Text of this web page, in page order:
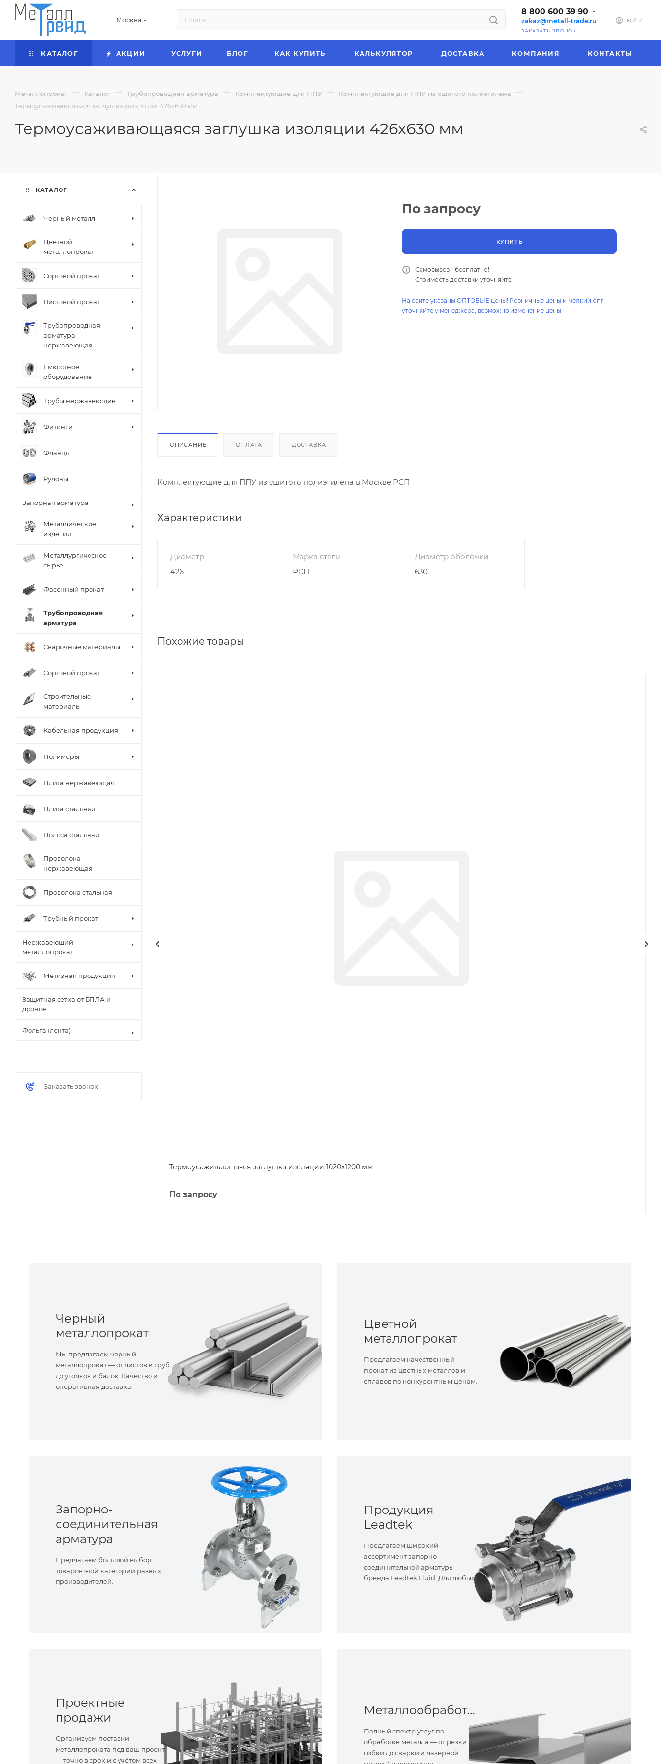
Москва
8 800 600 39 90
zakaz@metall-trade.ru
ЗАКАЗАТЬ ЗВОНОК
ВОЙТИ
КАТАЛОГ АКЦИИ УСЛУГИ БЛОГ КАК КУПИТЬ КАЛЬКУЛЯТОР ДОСТАВКА КОМПАНИЯ КОНТАКТЫ
Металлопрокат — Каталог — Трубопроводная арматура — Комплектующие для ППУ — Комплектующие для ППУ из сшитого полиэтилена —
Термоусаживающаяся заглушка изоляции 426х630 мм
Термоусаживающаяся заглушка изоляции 426х630 мм
По запросу
КУПИТЬ
Самовывоз - бесплатно!
Стоимость доставки уточняйте.
На сайте указаны ОПТОВЫЕ цены! Розничные цены и мелкий опт
уточняйте у менеджера, возможно изменение цены!
ОПИСАНИЕ ОПЛАТА ДОСТАВКА
Комплектующие для ППУ из сшитого полиэтилена в Москве РСП
Характеристики
Диаметр
426
Марка стали
РСП
Диаметр оболочки
630
Похожие товары
Термоусаживающаяся заглушка изоляции 1020х1200 мм
По запросу
КАТАЛОГ
Черный металл
Цветной
металлопрокат
Сортовой прокат
Листовой прокат
Трубопроводная
арматура
нержавеющая
Емкостное
оборудование
Трубы нержавеющие
Фитинги
Фланцы
Рулоны
Запорная арматура
Металлические
изделия
Металлургическое
сырье
Фасонный прокат
Трубопроводная
арматура
Сварочные материалы
Сортовой прокат
Строительные
материалы
Кабельная продукция
Полимеры
Плита нержавеющая
Плита стальная
Полоса стальная
Проволока
нержавеющая
Проволока стальная
Трубный прокат
Нержавеющий
металлопрокат
Метизная продукция
Защитная сетка от БПЛА и
дронов
Фольга (лента)
Заказать звонок
Черный
металлопрокат
Мы предлагаем черный
металлопрокат — от листов и труб
до уголков и балок. Качество и
оперативная доставка.
Цветной
металлопрокат
Предлагаем качественный
прокат из цветных металлов и
сплавов по конкурентным ценам.
Запорно-
соединительная
арматура
Предлагаем большой выбор
товаров этой категории разных
производителей.
Продукция
Leadtek
Предлагаем широкий
ассортимент запорно-
соединительной арматуры
бренда Leadtek Fluid. Для любых
Проектные
продажи
Организуем поставки
металлопроката под ваш проект
— точно в срок и с учётом всех
Металлообработка
Полный спектр услуг по
обработке металла — от резки и
гибки до сварки и лазерной